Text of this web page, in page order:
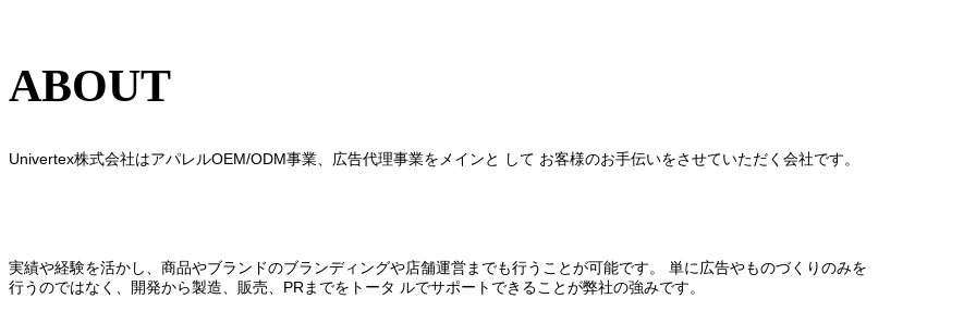
ABOUT
Univertex株式会社はアパレルOEM/ODM事業、広告代理事業をメインと して お客様のお手伝いをさせていただく会社です。
実績や経験を活かし、商品やブランドのブランディングや店舗運営までも⾏うことが可能です。 単に広告やものづくりのみを
⾏うのではなく、開発から製造、販売、PRまでをトータ ルでサポートできることが弊社の強みです。